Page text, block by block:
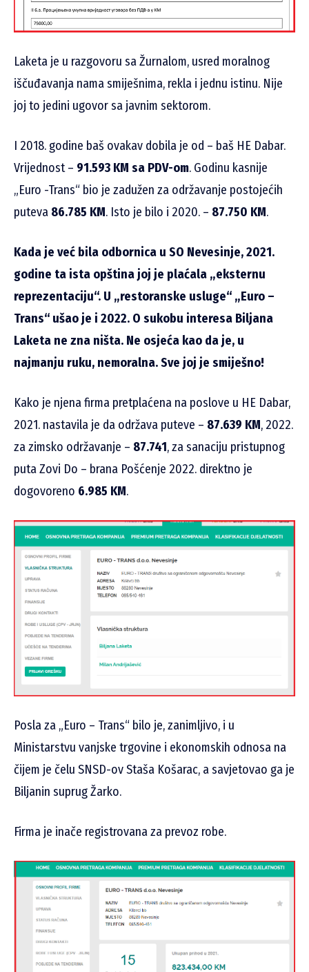
Laketa je u razgovoru sa Žurnalom, usred moralnog
iščuđavanja nama smiješnima, rekla i jednu istinu. Nije
joj to jedini ugovor sa javnim sektorom.
I 2018. godine baš ovakav dobila je od – baš HE Dabar.
Vrijednost – 91.593 KM sa PDV-om. Godinu kasnije
„Euro -Trans“ bio je zadužen za održavanje postojećih
puteva 86.785 KM. Isto je bilo i 2020. – 87.750 KM.
Kada je već bila odbornica u SO Nevesinje, 2021.
godine ta ista opština joj je plaćala „eksternu
reprezentaciju“. U „restoranske usluge“ „Euro –
Trans“ ušao je i 2022. O sukobu interesa Biljana
Laketa ne zna ništa. Ne osjeća kao da je, u
najmanju ruku, nemoralna. Sve joj je smiješno!
Kako je njena firma pretplaćena na poslove u HE Dabar,
2021. nastavila je da održava puteve – 87.639 KM, 2022.
za zimsko održavanje – 87.741, za sanaciju pristupnog
puta Zovi Do – brana Pošćenje 2022. direktno je
dogovoreno 6.985 KM.
Posla za „Euro – Trans“ bilo je, zanimljivo, i u
Ministarstvu vanjske trgovine i ekonomskih odnosa na
čijem je čelu SNSD-ov Staša Košarac, a savjetovao ga je
Biljanin suprug Žarko.
Firma je inače registrovana za prevoz robe.